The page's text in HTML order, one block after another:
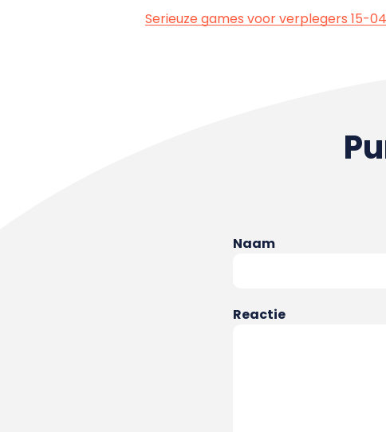
Serieuze games voor verplegers 15-
Naam
Reactie